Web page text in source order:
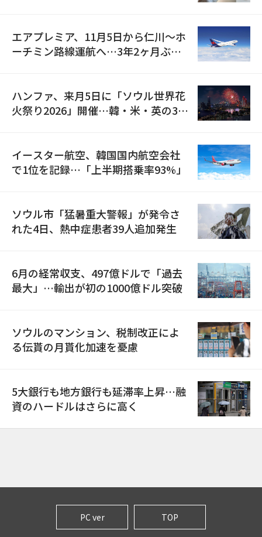
エアプレミア、11月5日から仁川〜ホ
ーチミン路線運航へ…3年2ヶ月ぶり
ハンファ、来月5日に「ソウル世界花
火祭り2026」開催…韓・米・英の3カ
イースター航空、韓国国内航空会社
で1位を記録…「上半期搭乗率93%」
ソウル市「猛暑重大警報」が発令さ
れた4日、熱中症患者39人追加発生
6月の経常収支、497億ドルで「過去
最大」…輸出が初の1000億ドル突破
ソウルのマンション、税制改正によ
る伝貰の月貰化加速を憂慮
5大銀行も地方銀行も延滞率上昇…融
資のハードルはさらに高く
PC ver TOP